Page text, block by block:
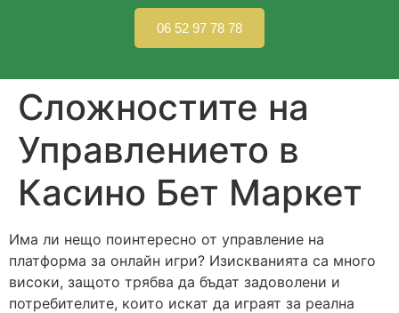
06 52 97 78 78
Сложностите на
Управлението в
Касино Бет Маркет
Има ли нещо поинтересно от управление на
платформа за онлайн игри? Изискванията са много
високи, защото трябва да бъдат задоволени и
потребителите, които искат да играят за реална